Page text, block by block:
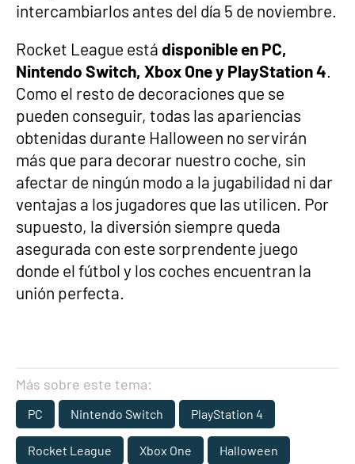
intercambiarlos antes del día 5 de noviembre.
Rocket League está disponible en PC,
Nintendo Switch, Xbox One y PlayStation 4.
Como el resto de decoraciones que se
pueden conseguir, todas las apariencias
obtenidas durante Halloween no servirán
más que para decorar nuestro coche, sin
afectar de ningún modo a la jugabilidad ni dar
ventajas a los jugadores que las utilicen. Por
supuesto, la diversión siempre queda
asegurada con este sorprendente juego
donde el fútbol y los coches encuentran la
unión perfecta.
Más sobre este tema:
PC Nintendo Switch PlayStation 4
Rocket League Xbox One Halloween